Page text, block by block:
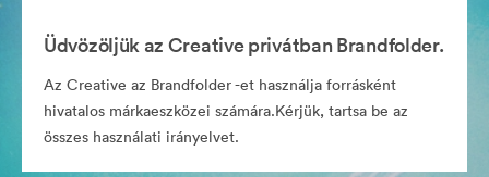
Üdvözöljük az Creative privátban Brandfolder.
Az Creative az Brandfolder -et használja forrásként
hivatalos márkaeszközei számára.Kérjük, tartsa be az
összes használati irányelvet.